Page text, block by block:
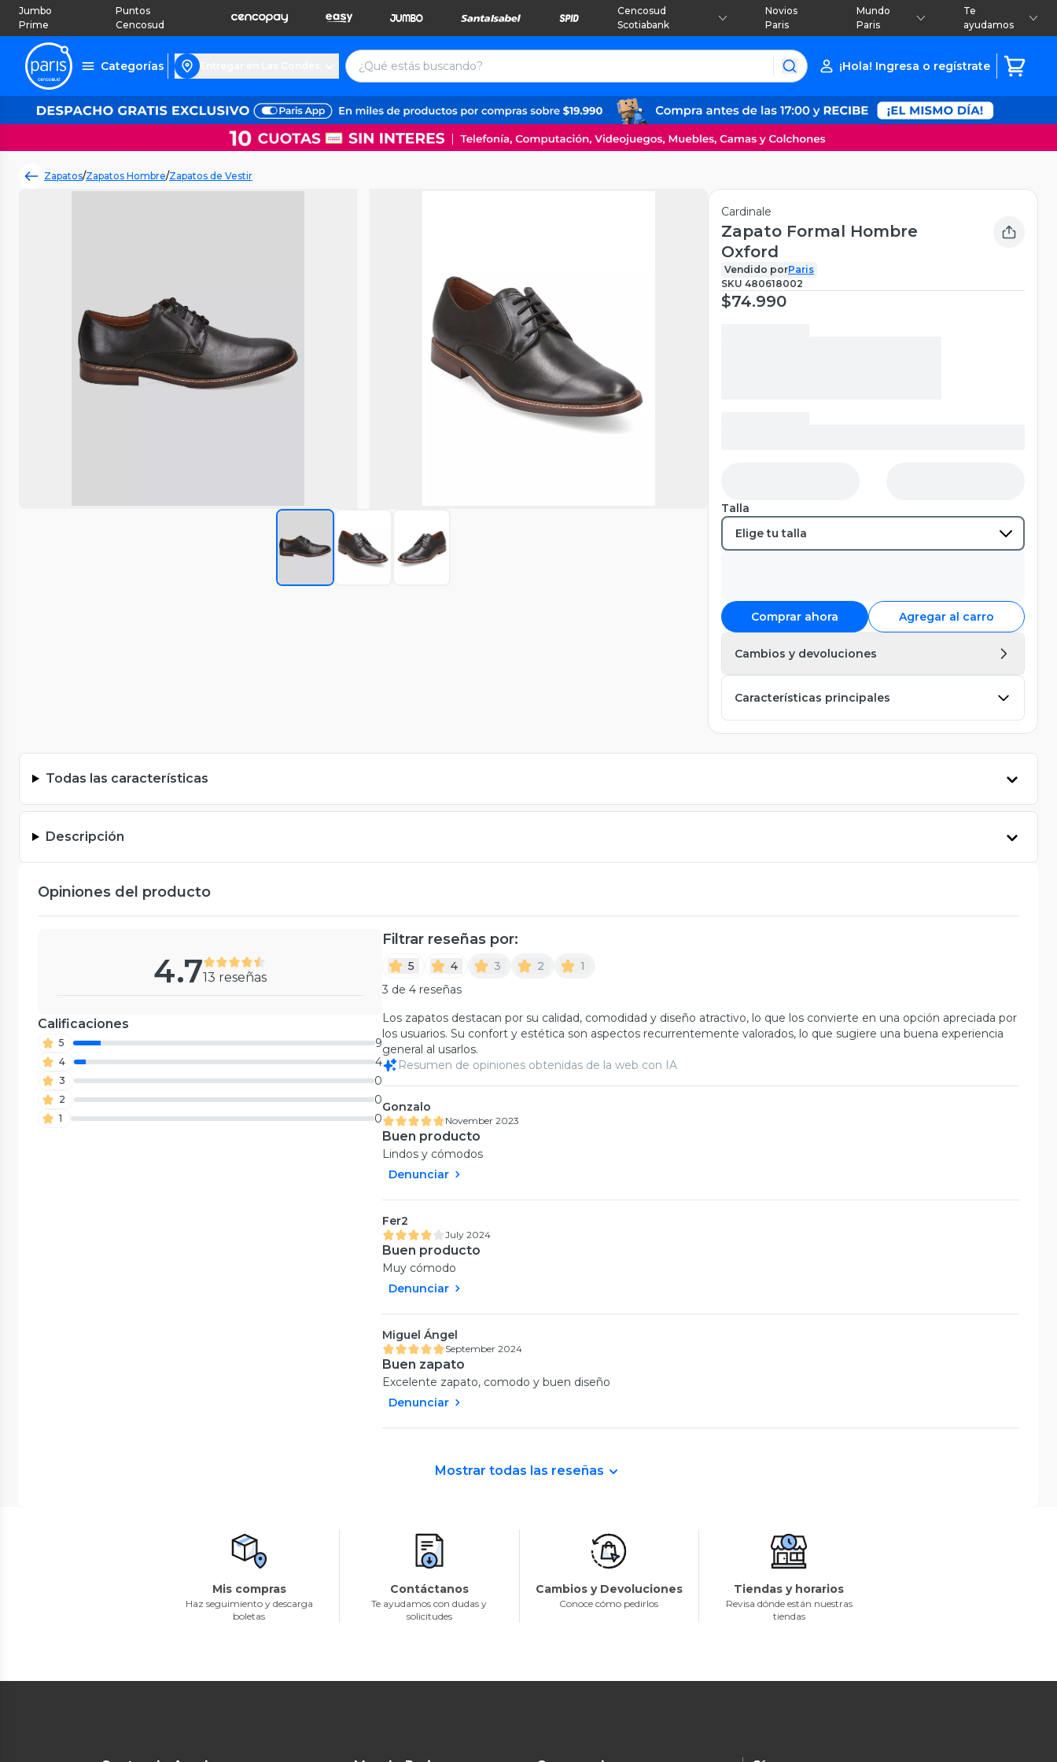
Jumbo
Prime
Puntos
Cencosud
Cencosud
Scotiabank
Novios
Paris
Mundo
Paris
Te
ayudamos
Categorías ¡Hola! Ingresa o regístrate
Zapatos/Zapatos Hombre/Zapatos de Vestir
Cardinale
Zapato Formal Hombre
Oxford
Vendido porParis
SKU 480618002
$74.990
Talla
Comprar ahora Agregar al carro
Cambios y devoluciones
Características principales
Todas las características
Descripción
Opiniones del producto
4.713 reseñas
Calificaciones
5 9
4 4
3 0
2 0
1 0
Filtrar reseñas por:
5 4 3 2
1
3 de 4 reseñas
Los zapatos destacan por su calidad, comodidad y diseño atractivo, lo que los convierte en una opción apreciada por
los usuarios. Su confort y estética son aspectos recurrentemente valorados, lo que sugiere una buena experiencia
general al usarlos.
Resumen de opiniones obtenidas de la web con IA
Gonzalo
November 2023
Buen producto
Lindos y cómodos
Denunciar
Fer2
July 2024
Buen producto
Muy cómodo
Denunciar
Miguel Ángel
September 2024
Buen zapato
Excelente zapato, comodo y buen diseño
Denunciar
Mostrar todas las reseñas
Mis compras
Haz seguimiento y descarga
boletas
Contáctanos
Te ayudamos con dudas y
solicitudes
Cambios y Devoluciones
Conoce cómo pedirlos
Tiendas y horarios
Revisa dónde están nuestras
tiendas